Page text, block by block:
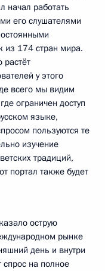
начал работать
его слушателями
из 174 стран мира.
растёт
у этого
всего мы видим
ограничен доступ
языке,
пользуются те
изучение
традиций,
портал также будет
острую
рынке
день и внутри
спрос на полное